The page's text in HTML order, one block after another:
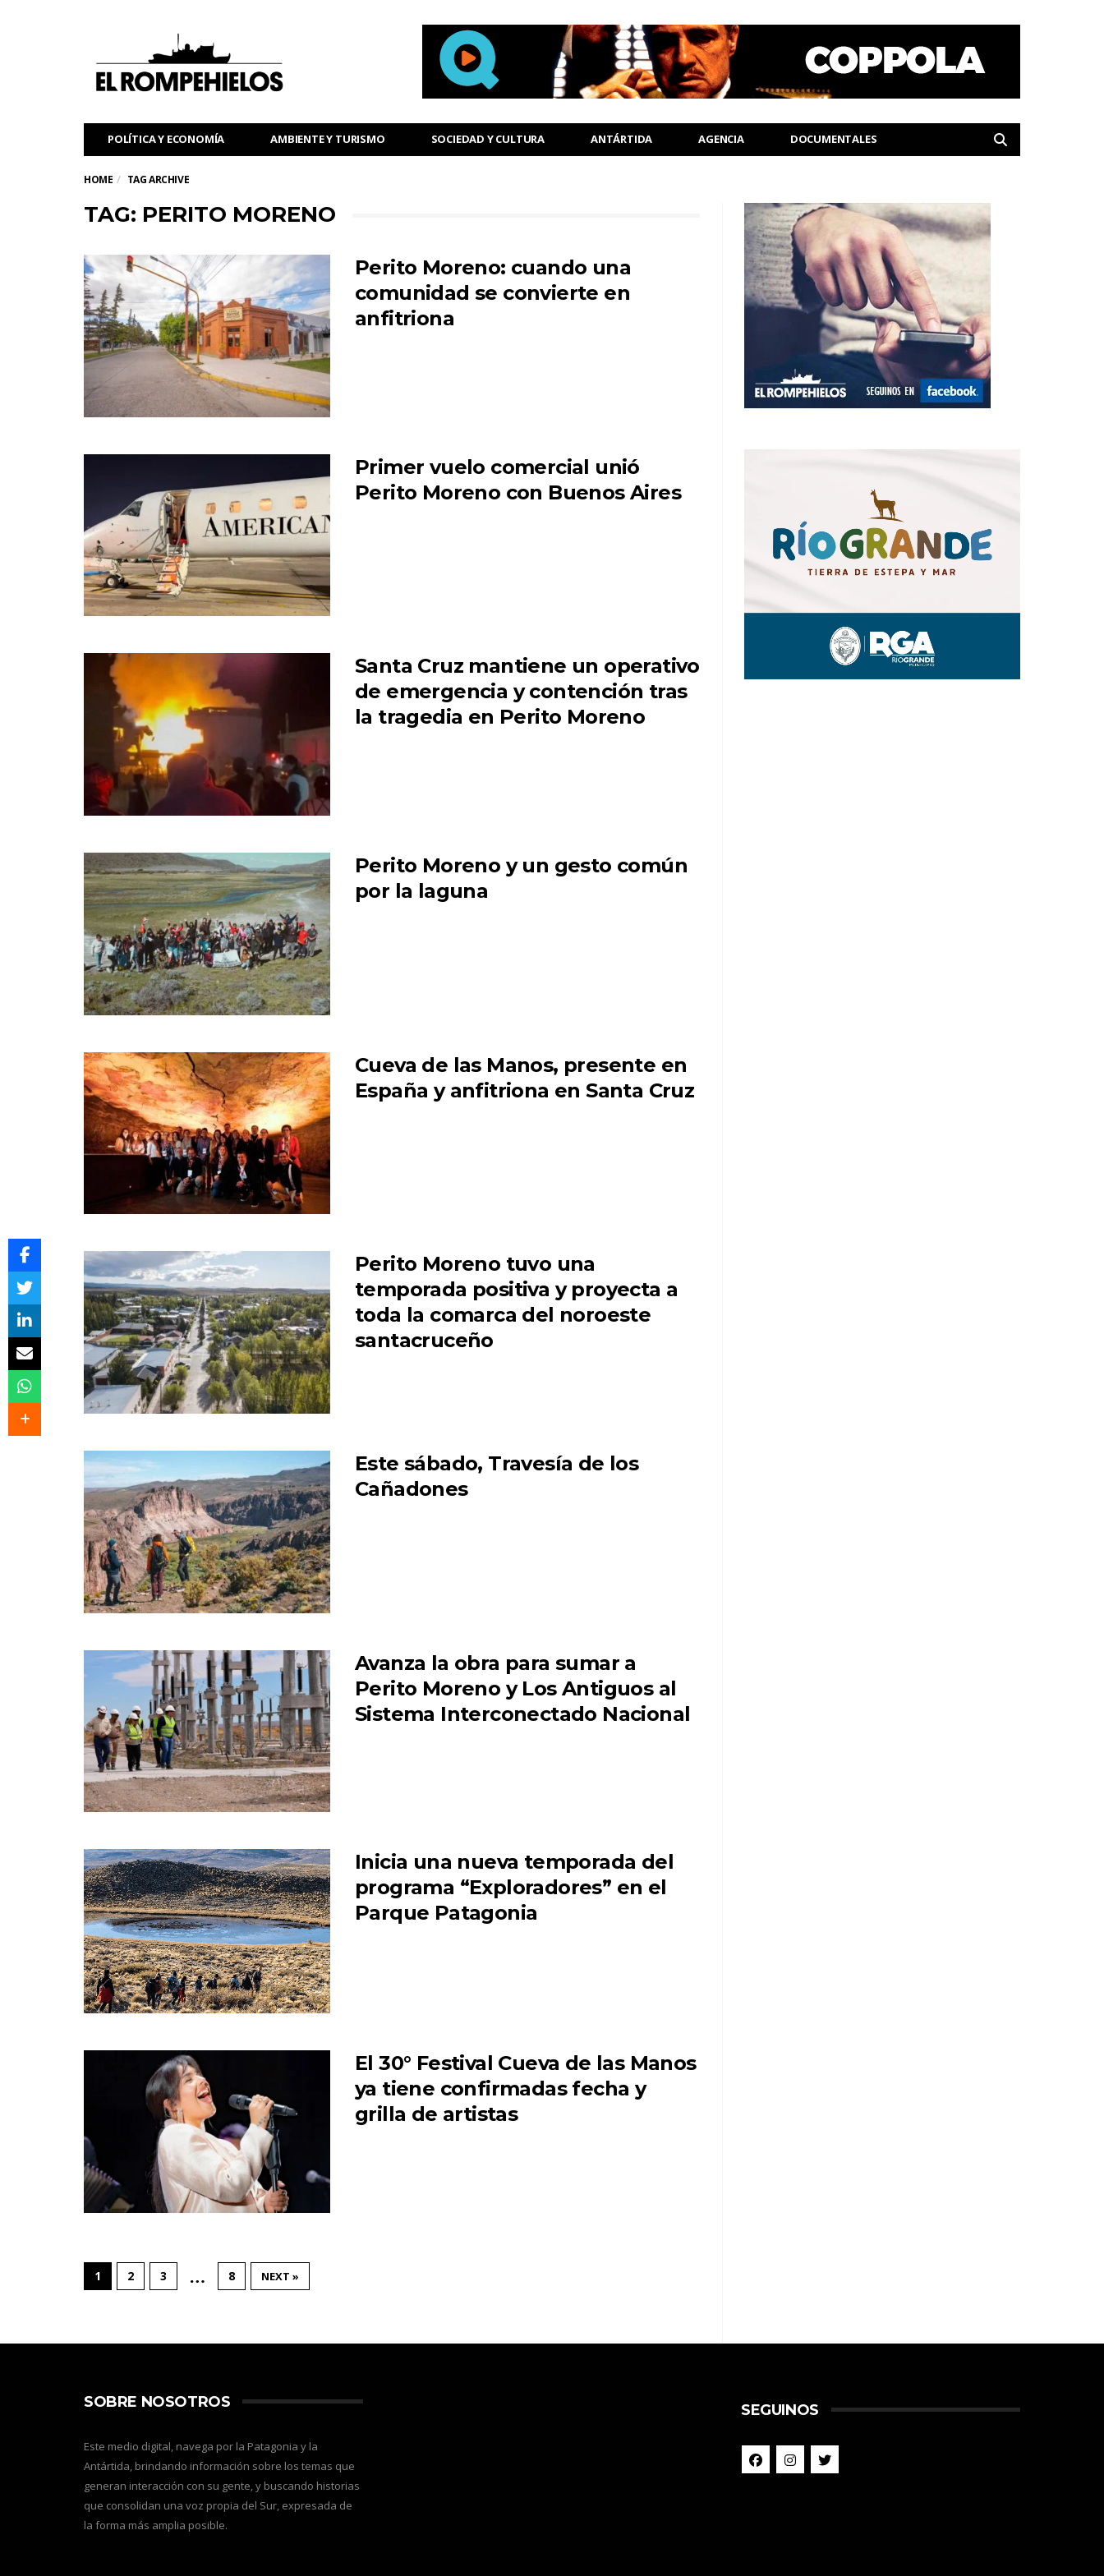
POLÍTICA Y ECONOMÍA AMBIENTE Y TURISMO SOCIEDAD Y CULTURA ANTÁRTIDA AGENCIA DOCUMENTALES
HOME TAG ARCHIVE
TAG: PERITO MORENO
Perito Moreno: cuando una
comunidad se convierte en
anfitriona
Primer vuelo comercial unió
Perito Moreno con Buenos Aires
Santa Cruz mantiene un operativo
de emergencia y contención tras
la tragedia en Perito Moreno
Perito Moreno y un gesto común
por la laguna
Cueva de las Manos, presente en
España y anfitriona en Santa Cruz
Perito Moreno tuvo una
temporada positiva y proyecta a
toda la comarca del noroeste
santacruceño
Este sábado, Travesía de los
Cañadones
Avanza la obra para sumar a
Perito Moreno y Los Antiguos al
Sistema Interconectado Nacional
Inicia una nueva temporada del
programa “Exploradores” en el
Parque Patagonia
El 30° Festival Cueva de las Manos
ya tiene confirmadas fecha y
grilla de artistas
1 2 3 … 8 NEXT »
SOBRE NOSOTROS
Este medio digital, navega por la Patagonia y la
Antártida, brindando información sobre los temas que
generan interacción con su gente, y buscando historias
que consolidan una voz propia del Sur, expresada de
la forma más amplia posible.
SEGUINOS